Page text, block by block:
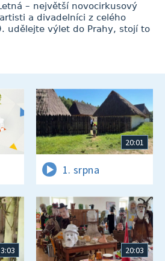
– největší novocirkusový
a divadelníci z celého
udělejte výlet do Prahy, stojí to
20:01
1. srpna
3:03 20:03